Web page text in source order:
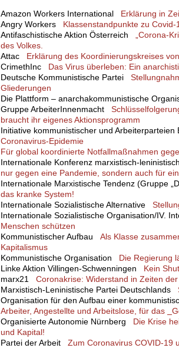
Amazon Workers International Erklärung in
Angry Workers Klassenstandpunkte zu Covid-
Antifaschistische Aktion Österreich
„Corona-
des Volkes.
Attac Erklärung des Koordinierungskreises
CrimethInc Das Virus überleben: Ein
Deutsche Kommunistische Partei
Gliederungen
Die Plattform – anarchakommunistische
Gruppe ArbeiterInnenmacht
braucht ihr eigenes Aktionsprogramm
Initiative kommunistischer und
Coronavirus-Epidemie
Für global koordinierte Notfallmaßnahmen
Internationale Konferenz marxistisch-
nur gegen eine Pandemie, sondern auch für
Internationale Marxistische Tendenz (Gruppe
das kranke System!
Internationale Sozialistische Alternative
Internationale Sozialistische Organisation/IV.
Menschen schützen
Kommunistischer Aufbau Als Klasse
Kapitalismus
Kommunistische Organisation Die Regierung
Linke Aktion Villingen-Schwenningen Kein
marx21 Coronakrise: Widerstand in Zeiten
Marxistisch-Leninistische Partei Deutschlands
Organisation für den Aufbau einer
Arbeiter, Angestellte und Arbeitslose, für das
Organisierte Autonomie Nürnberg Die Krise
und Kapital!
Partei der Arbeit Zum Coronavirus COVID-19